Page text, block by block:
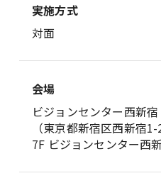
実施方式
対面
会場
ビジョンセンター西新
（東京都新宿区西新宿
7F ビジョンセンター西新